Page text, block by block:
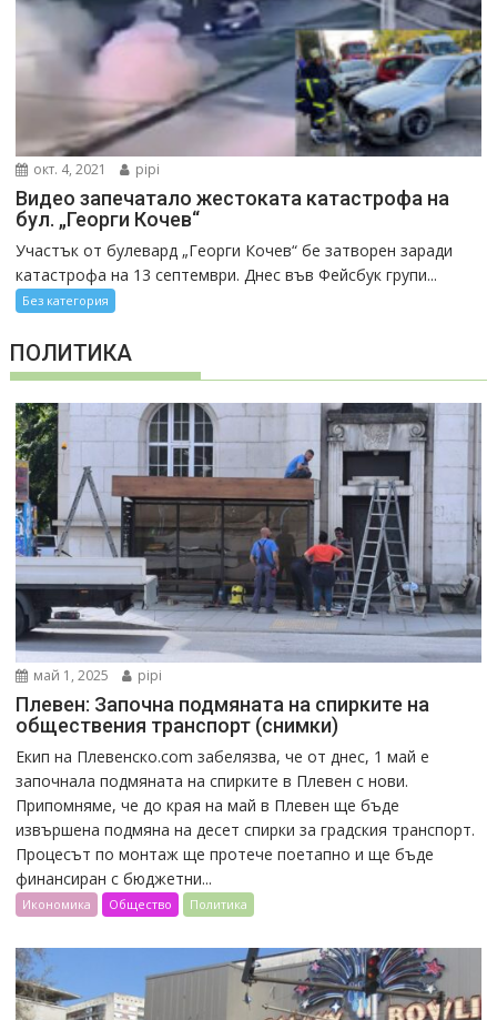
окт. 4, 2021 pipi
Видео запечатало жестоката катастрофа на
бул. „Георги Кочев“
Участък от булевард „Георги Кочев“ бе затворен заради
катастрофа на 13 септември. Днес във Фейсбук групи...
Без категория
ПОЛИТИКА
май 1, 2025 pipi
Плевен: Започна подмяната на спирките на
обществения транспорт (снимки)
Екип на Плевенско.com забелязва, че от днес, 1 май е
започнала подмяната на спирките в Плевен с нови.
Припомняме, че до края на май в Плевен ще бъде
извършена подмяна на десет спирки за градския транспорт.
Процесът по монтаж ще протече поетапно и ще бъде
финансиран с бюджетни...
Икономика Общество Политика